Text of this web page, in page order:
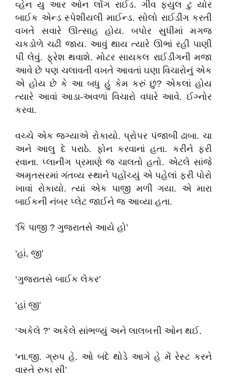
વ્હેન યુ આર ઓન લોંગ રાઈડ. ગીવ ફ્યુલ ટુ યોર
બાઈક એન્ડ સ્પેશીયલી માઈન્ડ. સોલો રાઈડીંગ કરતી
વખતે સવારે ઊત્સાહ હોય. બપોર સુધીમાં મગજ
ચકડોળે ચઢી જાય. આવું થાય ત્યારે ઊભાં રહી પાણી
પી લેવું. ફ્રેશ થવાશે. મોટર સાયકલ રાઈડીંગની મજા
આવે છે પણ ચલાવતી વખતે આવતાં ઘણા વિચારોનું એક
એ હોય છે કે આ બધુ હું કેમ કરું છું? એકલાં હોય
ત્યારે આવાં આડા-અવળાં વિચારો વધારે આવે. ઈગ્નોર
કરવા.
વચ્ચે એક જગ્યાએ રોકાયો. પ્રોપર પંજાબી ઢાબા. ચા
અને આલુ દે પરાઠે. ફોન કરવાનાં હતા. કરીને ફરી
રવાના. પ્લાનીંગ પ્રમાણે જ ચાલતો હતો. એટલે સાંજે
અમૃતસરમાં ગંતવ્ય સ્થાને પહોંચ્યું એ પહેલાં ફરી પોરો
ખાવાં રોકાયો. ત્યાં એક પાજી મળી ગયા. એ મારા
બાઈકની નંબર પ્લેટ જાઈને જ આવ્યા હતા.
‘કિ પાજી ? ગુજરાતસે આયે હો’
‘હાં, જી’
‘ગુજરાતસે બાઈક લેકર’
‘હાં જી’
‘અકેલે ?’ અકેલે સાંભળ્યું અને લાલબત્તી ઓન થઈ.
‘ના.જી. ગ્રુપ હે. ઓ બંદે થોડે આગે હે મેં રેસ્ટ કરને
વાસ્તે રુકા સી’